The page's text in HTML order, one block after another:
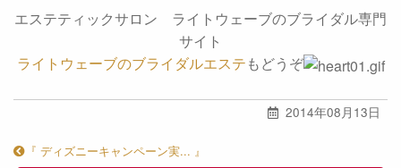
エステティックサロン ライトウェーブのブライダル専門
サイト
ライトウェーブのブライダルエステもどうぞ
2014年08月13日
『 ディズニーキャンペーン実... 』